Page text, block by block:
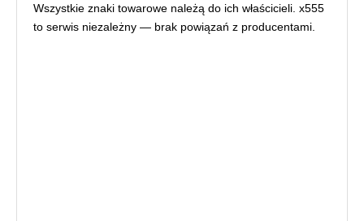
Wszystkie znaki towarowe należą do ich właścicieli. x555
to serwis niezależny — brak powiązań z producentami.